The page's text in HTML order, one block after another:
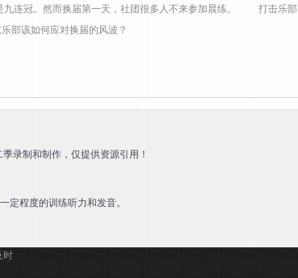
连冠。然而换届第一天，社团很多人不来参加晨练。 打击乐部
部该如何应对换届的风波？
录制和制作，仅提供资源引用！
定程度的训练听力和发音。
时